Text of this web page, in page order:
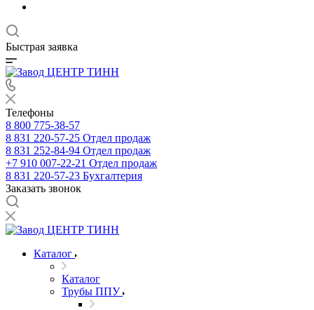
Быстрая заявка
Телефоны
8 800 775-38-57
8 831 220-57-25 Отдел продаж
8 831 252-84-94 Отдел продаж
+7 910 007-22-21 Отдел продаж
8 831 220-57-23 Бухгалтерия
Заказать звонок
Каталог
Каталог
Трубы ППУ